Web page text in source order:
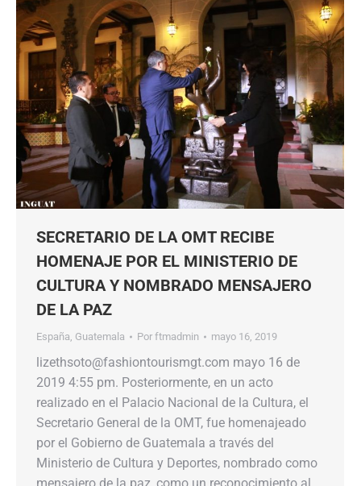
SECRETARIO DE LA OMT RECIBE
HOMENAJE POR EL MINISTERIO DE
CULTURA Y NOMBRADO MENSAJERO
DE LA PAZ
España, Guatemala Por ftmadmin mayo 16, 2019
lizethsoto@fashiontourismgt.com mayo 16 de
2019 4:55 pm. Posteriormente, en un acto
realizado en el Palacio Nacional de la Cultura, el
Secretario General de la OMT, fue homenajeado
por el Gobierno de Guatemala a través del
Ministerio de Cultura y Deportes, nombrado como